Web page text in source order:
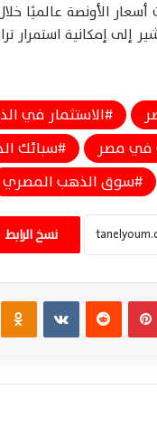
الأونصة عالميًا خلال
إلى إمكانية استمرار
الاستثمار في
في مصر سبائك
سوق الذهب المصري
نسخ الرابط
بينتيريست ‏VKontakte